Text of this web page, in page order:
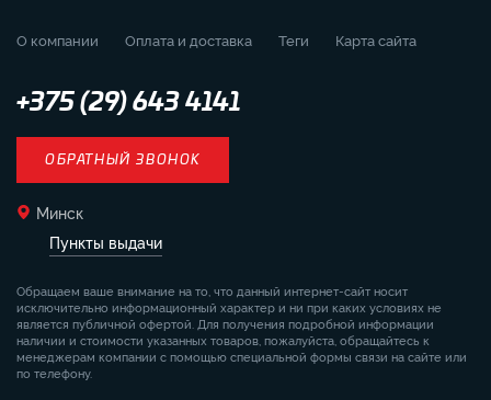
О компании Оплата и доставка Теги Карта сайта
+375 (29) 643 4141
ОБРАТНЫЙ ЗВОНОК
Минск
Пункты выдачи
Обращаем ваше внимание на то, что данный интернет-сайт носит
исключительно информационный характер и ни при каких условиях не
является публичной офертой. Для получения подробной информации
наличии и стоимости указанных товаров, пожалуйста, обращайтесь к
менеджерам компании с помощью специальной формы связи на сайте или
по телефону.